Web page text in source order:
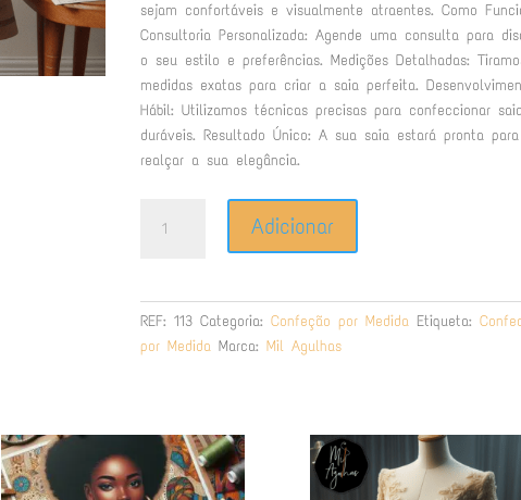
sejam confortáveis e visualmente atraentes. Como
Consultoria Personalizada: Agende uma consulta para
o seu estilo e preferências. Medições Detalhadas:
medidas exatas para criar a saia perfeita.
Hábil: Utilizamos técnicas precisas para confeccionar
duráveis. Resultado Único: A sua saia estará pronta para
realçar a sua elegância.
Elegância
Adicionar
REF:113 Categoria:Confeção por Medida Etiqueta:
por Medida Marca:Mil Agulhas